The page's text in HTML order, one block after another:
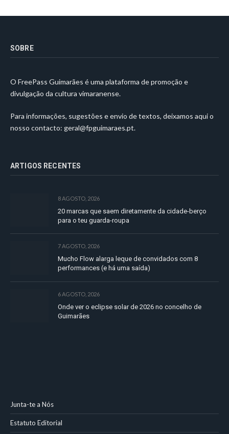
SOBRE
O FreePass Guimarães é uma plataforma de promoção e
divulgação da cultura vimaranense.
Para informações, sugestões e envio de textos, deixamos aqui o
nosso contacto: geral@fpguimaraes.pt.
ARTIGOS RECENTES
8 AGOSTO, 2026
20 marcas que saem diretamente da cidade-berço
para o teu guarda-roupa
7 AGOSTO, 2026
Mucho Flow alarga leque de convidados com 8
performances (e há uma saída)
6 AGOSTO, 2026
Onde ver o eclipse solar de 2026 no concelho de
Guimarães
Junta-te a Nós
Estatuto Editorial